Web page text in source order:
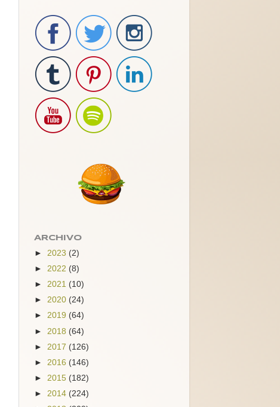
ARCHIVO
► 2023 (2)
► 2022 (8)
► 2021 (10)
► 2020 (24)
► 2019 (64)
► 2018 (64)
► 2017 (126)
► 2016 (146)
► 2015 (182)
► 2014 (224)